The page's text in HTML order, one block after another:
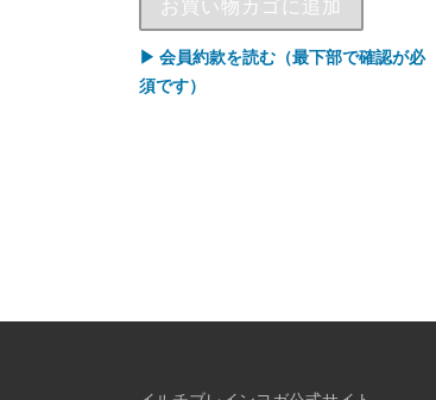
お買い物カゴに追加
▶ 会員約款を読む（最下部で確認が必
須です）